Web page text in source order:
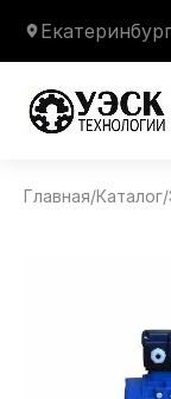
Екатеринбург
Главная/Каталог/